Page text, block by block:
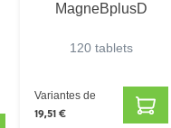
MagneBplusD
120 tablets
Variantes de
19,51 €